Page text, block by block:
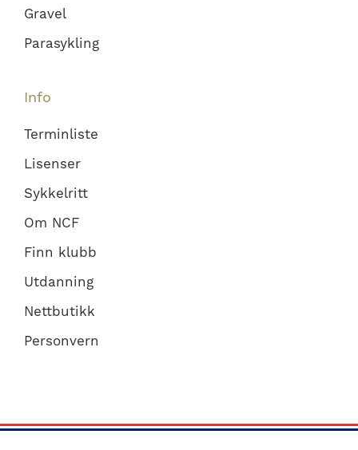
Gravel
Parasykling
Info
Terminliste
Lisenser
Sykkelritt
Om NCF
Finn klubb
Utdanning
Nettbutikk
Personvern